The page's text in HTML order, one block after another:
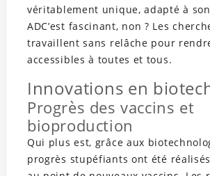
véritablement unique, adapté à
ADC’est fascinant, non ? Les
travaillent sans relâche pour
accessibles à toutes et tous.
Innovations en
Progrès des vaccins et
bioproduction
Qui plus est, grâce aux
progrès stupéfiants ont été